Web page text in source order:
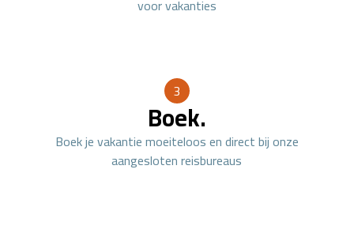
voor vakanties
3
Boek.
Boek je vakantie moeiteloos en direct bij onze
aangesloten reisbureaus